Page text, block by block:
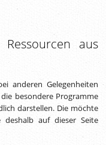
aus
anderen Gelegenheiten
besondere Programme
darstellen. Die möchte
auf dieser Seite